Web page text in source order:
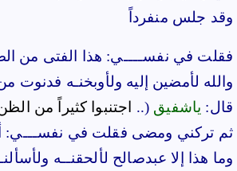
وقد جلس منفرداً
فقلت في نفســــي: هذا الفتى من
والله لأمضين إليه ولأوبخنـه فدنوت
قال: ياشفيق (.. اجتنبوا كثيراً من
ثم تركني ومضى فقلت في نفســـي:
وما هذا إلا عبدصالح لألحقنــه